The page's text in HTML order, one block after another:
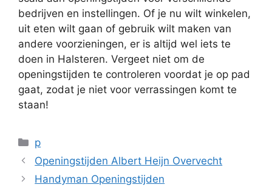
bedrijven en instellingen. Of je nu wilt winkelen,
uit eten wilt gaan of gebruik wilt maken van
andere voorzieningen, er is altijd wel iets te
doen in Halsteren. Vergeet niet om de
openingstijden te controleren voordat je op pad
gaat, zodat je niet voor verrassingen komt te
staan!
Categorieën
p
Openingstijden Albert Heijn Overvecht
Handyman Openingstijden